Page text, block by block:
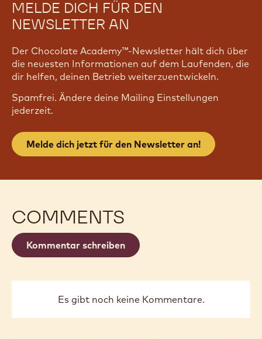
MELDE DICH FÜR DEN
NEWSLETTER AN
Der Chocolate Academy™-Newsletter hält dich über
die neuesten Informationen auf dem Laufenden, die
dir helfen, deinen Betrieb weiterzuentwickeln.
Spamfrei. Ändere deine Mailing Einstellungen
jederzeit.
Melde dich jetzt für den Newsletter an!
COMMENTS
Kommentar schreiben
Es gibt noch keine Kommentare.